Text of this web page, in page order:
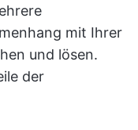
mit Ihrer
und lösen.
der